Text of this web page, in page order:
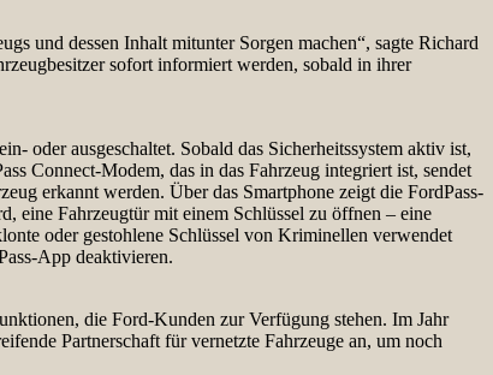
und dessen Inhalt mitunter Sorgen machen“, sagte Richard
sofort informiert werden, sobald in ihrer
oder ausgeschaltet. Sobald das Sicherheitssystem aktiv ist,
Connect-Modem, das in das Fahrzeug integriert ist, sendet
erkannt werden. Über das Smartphone zeigt die FordPass-
eine Fahrzeugtür mit einem Schlüssel zu öffnen – eine
oder gestohlene Schlüssel von Kriminellen verwendet
App deaktivieren.
die Ford-Kunden zur Verfügung stehen. Im Jahr
Partnerschaft für vernetzte Fahrzeuge an, um noch